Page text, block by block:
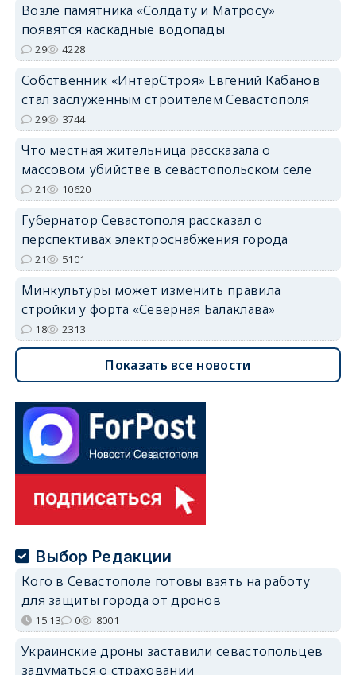
Возле памятника «Солдату и Матросу»
появятся каскадные водопады
29 4228
Собственник «ИнтерСтроя» Евгений Кабанов
стал заслуженным строителем Севастополя
29 3744
Что местная жительница рассказала о
массовом убийстве в севастопольском селе
21 10620
Губернатор Севастополя рассказал о
перспективах электроснабжения города
21 5101
Минкультуры может изменить правила
стройки у форта «Северная Балаклава»
18 2313
Показать все новости
Выбор Редакции
Кого в Севастополе готовы взять на работу
для защиты города от дронов
15:13 0 8001
Украинские дроны заставили севастопольцев
задуматься о страховании